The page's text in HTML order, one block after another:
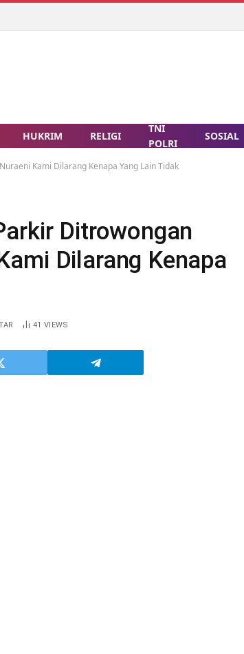
HUKRIM RELIGI
TNI
POLRI
SOSIAL
Kami Dilarang Kenapa Yang Lain Tidak
Ditrowongan
Dilarang Kenapa
41 VIEWS